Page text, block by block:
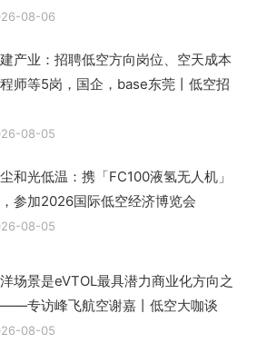
08-06
产业：招聘低空方向岗位、空天成本
师等5岗，国企，base东莞丨低空招
08-05
和光低温：携「FC100液氢无人机」
参加2026国际低空经济博览会
08-05
场景是eVTOL最具潜力商业化方向之
专访峰飞航空谢嘉丨低空大咖谈
08-05